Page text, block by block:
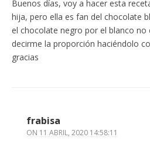
Buenos días, voy a hacer esta
hija, pero ella es fan del chocolate
el chocolate negro por el blanco no
decirme la proporción haciéndolo
gracias
frabisa
ON 11 ABRIL, 2020 14:58:11